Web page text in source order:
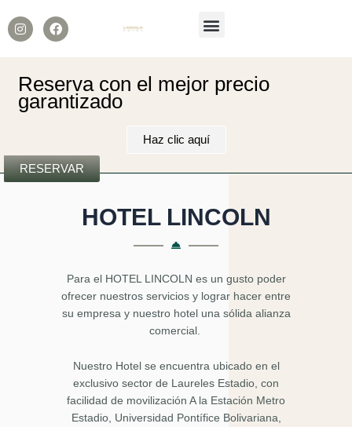
RESERVAR
I
n
g
r
a
F
a
o
o
k
Menú
Reserva con el mejor precio
garantizado
Haz clic aquí
HOTEL LINCOLN
Para el HOTEL LINCOLN es un gusto poder
ofrecer nuestros servicios y lograr hacer entre
su empresa y nuestro hotel una sólida alianza
comercial.
Nuestro Hotel se encuentra ubicado en el
exclusivo sector de Laureles Estadio, con
facilidad de movilización A la Estación Metro
Estadio, Universidad Pontífice Bolivariana,